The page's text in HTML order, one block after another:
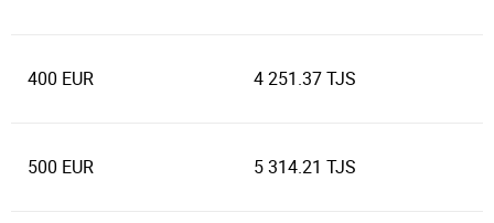
400 EUR 4 251.37 TJS
500 EUR 5 314.21 TJS